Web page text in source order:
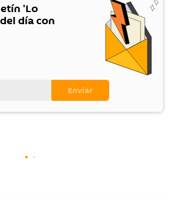
'Lo
día con